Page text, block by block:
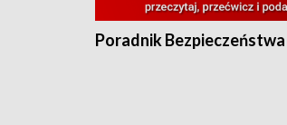
Poradnik Bezpieczeństwa